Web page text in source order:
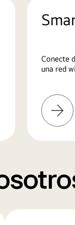
Conecte
una red
Más